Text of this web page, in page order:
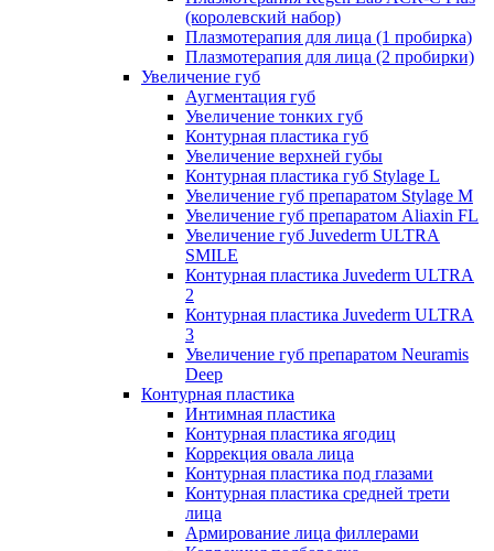
(королевский набор)
Плазмотерапия для лица (1 пробирка)
Плазмотерапия для лица (2 пробирки)
Увеличение губ
Аугментация губ
Увеличение тонких губ
Контурная пластика губ
Увеличение верхней губы
Контурная пластика губ Stylage L
Увеличение губ препаратом Stylage M
Увеличение губ препаратом Aliaxin FL
Увеличение губ Juvederm ULTRA
SMILE
Контурная пластика Juvederm ULTRA
2
Контурная пластика Juvederm ULTRA
3
Увеличение губ препаратом Neuramis
Deep
Контурная пластика
Интимная пластика
Контурная пластика ягодиц
Коррекция овала лица
Контурная пластика под глазами
Контурная пластика средней трети
лица
Армирование лица филлерами